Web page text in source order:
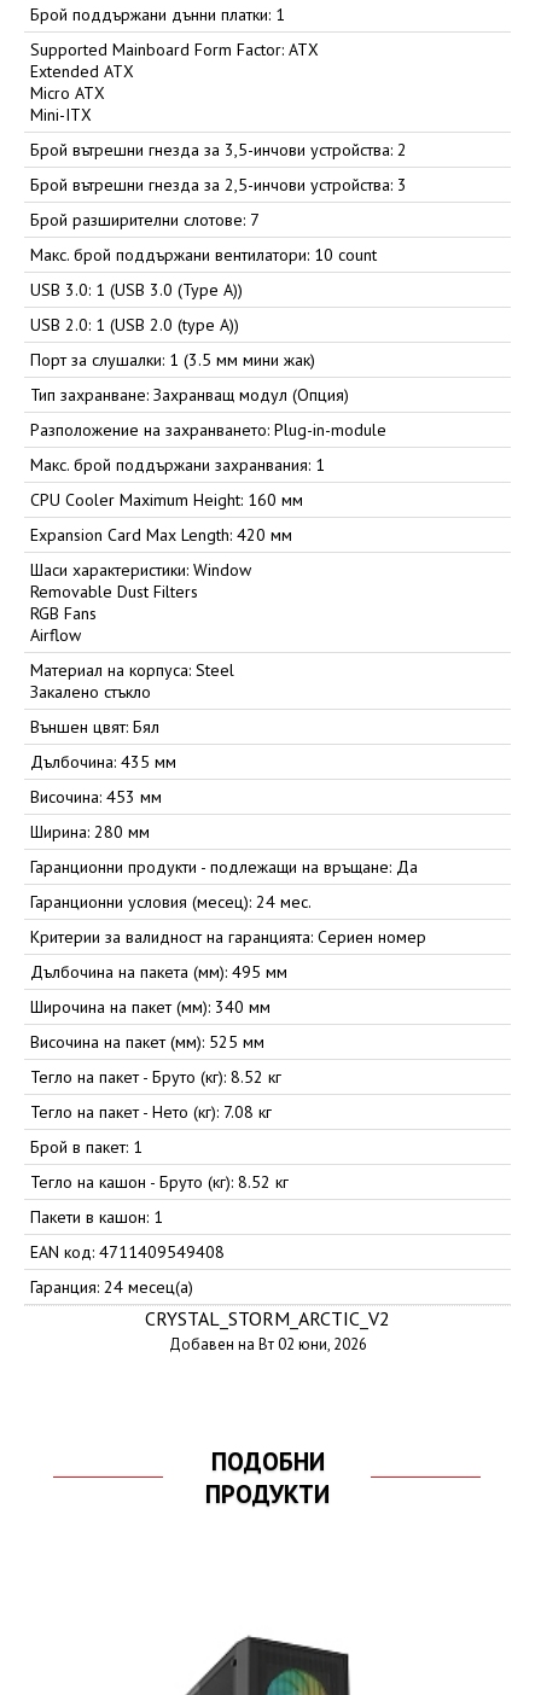
Брой поддържани дънни платки: 1
Supported Mainboard Form Factor: ATX
Extended ATX
Micro ATX
Mini-ITX
Брой вътрешни гнезда за 3,5-инчови устройства: 2
Брой вътрешни гнезда за 2,5-инчови устройства: 3
Брой разширителни слотове: 7
Макс. брой поддържани вентилатори: 10 count
USB 3.0: 1 (USB 3.0 (Type A))
USB 2.0: 1 (USB 2.0 (type A))
Порт за слушалки: 1 (3.5 мм мини жак)
Тип захранване: Захранващ модул (Опция)
Разположение на захранването: Plug-in-module
Макс. брой поддържани захранвания: 1
CPU Cooler Maximum Height: 160 мм
Expansion Card Max Length: 420 мм
Шаси характеристики: Window
Removable Dust Filters
RGB Fans
Airflow
Материал на корпуса: Steel
Закалено стъкло
Външен цвят: Бял
Дълбочина: 435 мм
Височина: 453 мм
Ширина: 280 мм
Гаранционни продукти - подлежащи на връщане: Да
Гаранционни условия (месец): 24 мес.
Критерии за валидност на гаранцията: Сериен номер
Дълбочина на пакета (мм): 495 мм
Широчина на пакет (мм): 340 мм
Височина на пакет (мм): 525 мм
Тегло на пакет - Бруто (кг): 8.52 кг
Тегло на пакет - Нето (кг): 7.08 кг
Брой в пакет: 1
Тегло на кашон - Бруто (кг): 8.52 кг
Пакети в кашон: 1
EAN код: 4711409549408
Гаранция: 24 месец(а)
CRYSTAL_STORM_ARCTIC_V2
Добавен на Вт 02 юни, 2026
ПОДОБНИ
ПРОДУКТИ